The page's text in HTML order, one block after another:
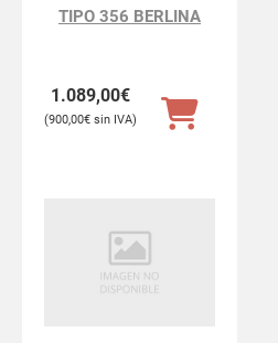
TIPO 356 BERLINA
1.089,00€
900,00€